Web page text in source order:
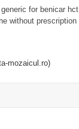
generic for benicar hct
without prescription
mozaicul.ro)